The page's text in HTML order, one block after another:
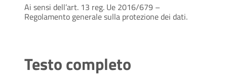
Ai sensi dell’art. 13 reg. Ue 2016/679 –
Regolamento generale sulla protezione dei dati.
Testo completo